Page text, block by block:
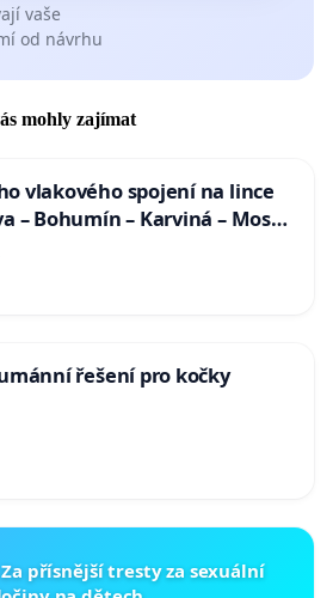
vaše
od návrhu
mohly zajímat
vlakového spojení na lince
– Bohumín – Karviná – Mosty
řešení pro kočky
přísnější tresty za sexuální